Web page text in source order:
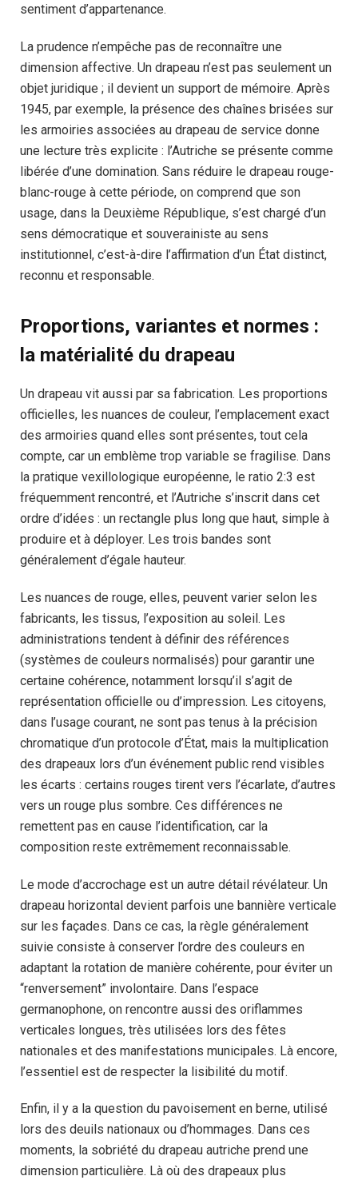
sentiment d’appartenance.
La prudence n’empêche pas de reconnaître une
dimension affective. Un drapeau n’est pas seulement un
objet juridique ; il devient un support de mémoire. Après
1945, par exemple, la présence des chaînes brisées sur
les armoiries associées au drapeau de service donne
une lecture très explicite : l’Autriche se présente comme
libérée d’une domination. Sans réduire le drapeau rouge-
blanc-rouge à cette période, on comprend que son
usage, dans la Deuxième République, s’est chargé d’un
sens démocratique et souverainiste au sens
institutionnel, c’est-à-dire l’affirmation d’un État distinct,
reconnu et responsable.
Proportions, variantes et normes :
la matérialité du drapeau
Un drapeau vit aussi par sa fabrication. Les proportions
officielles, les nuances de couleur, l’emplacement exact
des armoiries quand elles sont présentes, tout cela
compte, car un emblème trop variable se fragilise. Dans
la pratique vexillologique européenne, le ratio 2:3 est
fréquemment rencontré, et l’Autriche s’inscrit dans cet
ordre d’idées : un rectangle plus long que haut, simple à
produire et à déployer. Les trois bandes sont
généralement d’égale hauteur.
Les nuances de rouge, elles, peuvent varier selon les
fabricants, les tissus, l’exposition au soleil. Les
administrations tendent à définir des références
(systèmes de couleurs normalisés) pour garantir une
certaine cohérence, notamment lorsqu’il s’agit de
représentation officielle ou d’impression. Les citoyens,
dans l’usage courant, ne sont pas tenus à la précision
chromatique d’un protocole d’État, mais la multiplication
des drapeaux lors d’un événement public rend visibles
les écarts : certains rouges tirent vers l’écarlate, d’autres
vers un rouge plus sombre. Ces différences ne
remettent pas en cause l’identification, car la
composition reste extrêmement reconnaissable.
Le mode d’accrochage est un autre détail révélateur. Un
drapeau horizontal devient parfois une bannière verticale
sur les façades. Dans ce cas, la règle généralement
suivie consiste à conserver l’ordre des couleurs en
adaptant la rotation de manière cohérente, pour éviter un
“renversement” involontaire. Dans l’espace
germanophone, on rencontre aussi des oriflammes
verticales longues, très utilisées lors des fêtes
nationales et des manifestations municipales. Là encore,
l’essentiel est de respecter la lisibilité du motif.
Enfin, il y a la question du pavoisement en berne, utilisé
lors des deuils nationaux ou d’hommages. Dans ces
moments, la sobriété du drapeau autriche prend une
dimension particulière. Là où des drapeaux plus